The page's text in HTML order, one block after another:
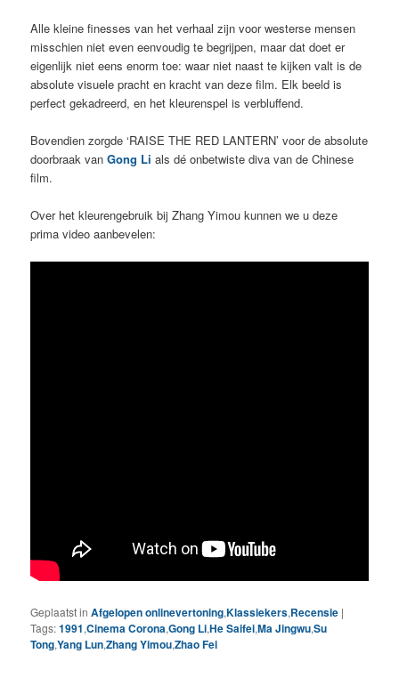
Alle kleine finesses van het verhaal zijn voor westerse mensen
misschien niet even eenvoudig te begrijpen, maar dat doet er
eigenlijk niet eens enorm toe: waar niet naast te kijken valt is de
absolute visuele pracht en kracht van deze film. Elk beeld is
perfect gekadreerd, en het kleurenspel is verbluffend.
Bovendien zorgde ‘RAISE THE RED LANTERN’ voor de absolute
doorbraak vanGong Lials dé onbetwiste diva van de Chinese
film.
Over het kleurengebruik bij Zhang Yimou kunnen we u deze
prima video aanbevelen:
Geplaatst in Afgelopen onlinevertoning,Klassiekers,Recensie |
Tags:1991,Cinema Corona,Gong Li,He Saifei,Ma Jingwu,Su
Tong,Yang Lun,Zhang Yimou,Zhao Fei